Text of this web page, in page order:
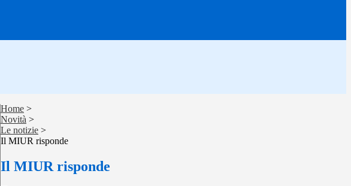
Home >
Novità >
Le notizie >
Il MIUR risponde
Il MIUR risponde